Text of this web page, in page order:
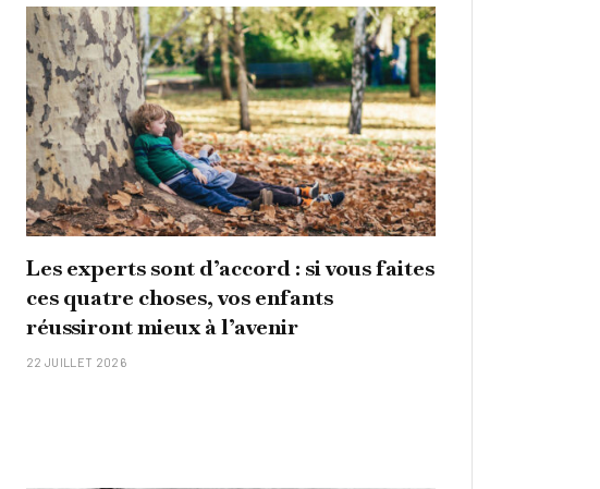
Les experts sont d’accord : si vous faites
ces quatre choses, vos enfants
réussiront mieux à l’avenir
22 JUILLET 2026